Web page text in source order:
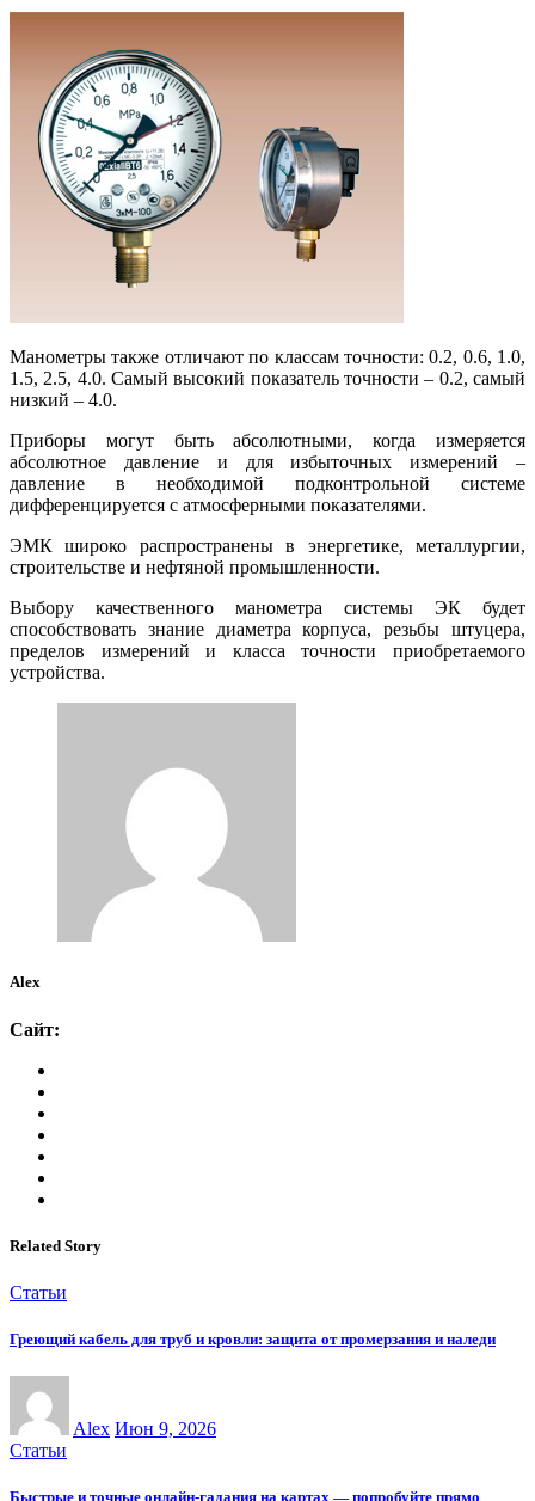
Манометры также отличают по классам точности: 0.2, 0.6, 1.0,
1.5, 2.5, 4.0. Самый высокий показатель точности – 0.2, самый
низкий – 4.0.
Приборы могут быть абсолютными, когда измеряется
абсолютное давление и для избыточных измерений –
давление в необходимой подконтрольной системе
дифференцируется с атмосферными показателями.
ЭМК широко распространены в энергетике, металлургии,
строительстве и нефтяной промышленности.
Выбору качественного манометра системы ЭК будет
способствовать знание диаметра корпуса, резьбы штуцера,
пределов измерений и класса точности приобретаемого
устройства.
Alex
Сайт:
Related Story
Статьи
Греющий кабель для труб и кровли: защита от промерзания и наледи
Alex Июн 9, 2026
Статьи
Быстрые и точные онлайн-гадания на картах — попробуйте прямо